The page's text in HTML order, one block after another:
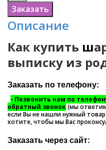
Описание
Как купить ш
выписку из
Заказать по телефону:
- Позвонить нам по
обратный звонок(мы
если Вы не нашли нужный
хотите, чтобы мы Вас
Заказать через сайт: